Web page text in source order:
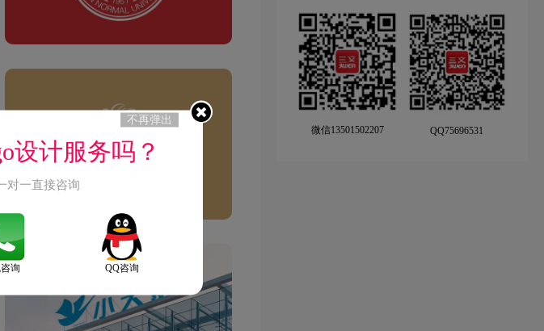
微信13501502207 QQ75696531
不再弹出
设计服务吗？
对一直接咨询
询 QQ咨询